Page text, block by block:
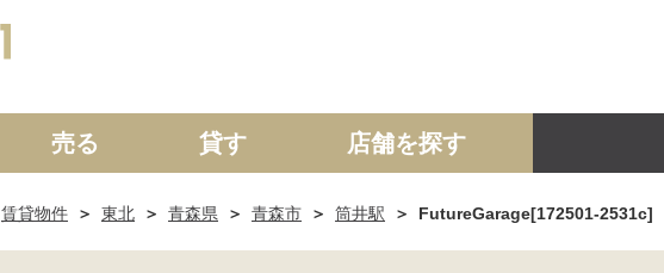
中古一戸建て マンション 土地 事業投資用
売る 貸す 店舗を探す
賃貸物件 東北 青森県 青森市 筒井駅 FutureGarage[172501-2531c]